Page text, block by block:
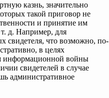
казнь, значительно
такой приговор не
и принятие им
т. д. Например, для
свидетеля, что возможно, по-
в целях
информационной войны
свидетелей в случае
административное